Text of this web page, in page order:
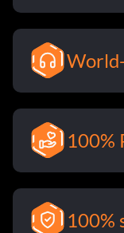
100%
100%